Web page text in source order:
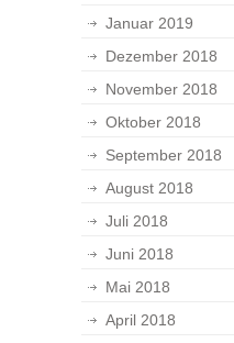
Januar 2019
Dezember 2018
November 2018
Oktober 2018
September 2018
August 2018
Juli 2018
Juni 2018
Mai 2018
April 2018